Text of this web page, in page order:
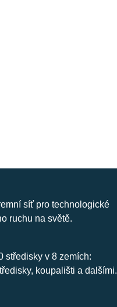
síť pro technologické
ruchu na světě.
středisky v 8 zemích:
koupališti a dalšími.